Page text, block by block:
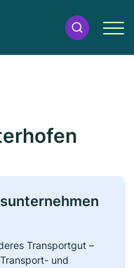
Transportgut –
und